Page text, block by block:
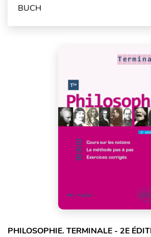
BUCH
PHILOSOPHIE. TERMINALE - 2E